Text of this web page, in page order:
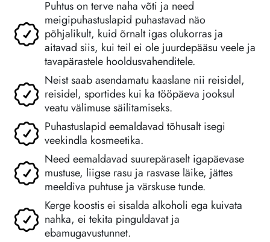
Puhtus on terve naha võti ja need
meigipuhastuslapid puhastavad näo
põhjalikult, kuid õrnalt igas olukorras ja
aitavad siis, kui teil ei ole juurdepääsu veele ja
tavapärastele hooldusvahenditele.
Neist saab asendamatu kaaslane nii reisidel,
reisidel, sportides kui ka tööpäeva jooksul
veatu välimuse säilitamiseks.
Puhastuslapid eemaldavad tõhusalt isegi
veekindla kosmeetika.
Need eemaldavad suurepäraselt igapäevase
mustuse, liigse rasu ja rasvase läike, jättes
meeldiva puhtuse ja värskuse tunde.
Kerge koostis ei sisalda alkoholi ega kuivata
nahka, ei tekita pinguldavat ja
ebamugavustunnet.